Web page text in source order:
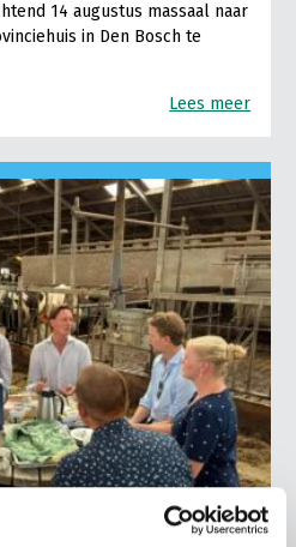
14 augustus massaal naar
in Den Bosch te
Lees meer